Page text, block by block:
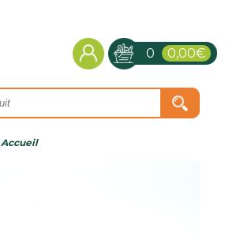
0 0,00€
Accueil